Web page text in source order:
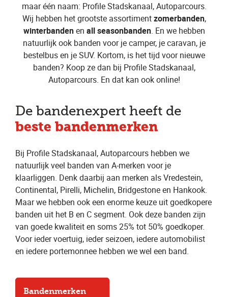
maar één naam: Profile Stadskanaal, Autoparcours.
Wij hebben het grootste assortimentzomerbanden,
winterbandenen all seasonbanden. En we hebben
natuurlijk ook banden voor je camper, je caravan, je
bestelbus en je SUV. Kortom, is het tijd voor nieuwe
banden? Koop ze dan bij Profile Stadskanaal,
Autoparcours. En dat kan ook online!
De bandenexpert heeft de
beste bandenmerken
Bij Profile Stadskanaal, Autoparcours hebben we
natuurlijk veel banden van A-merken voor je
klaarliggen. Denk daarbij aan merken als Vredestein,
Continental, Pirelli, Michelin, Bridgestone en Hankook.
Maar we hebben ook een enorme keuze uit goedkopere
banden uit het B en C segment. Ook deze banden zijn
van goede kwaliteit en soms 25% tot 50% goedkoper.
Voor ieder voertuig, ieder seizoen, iedere automobilist
en iedere portemonnee hebben we wel een band.
Bandenmerken